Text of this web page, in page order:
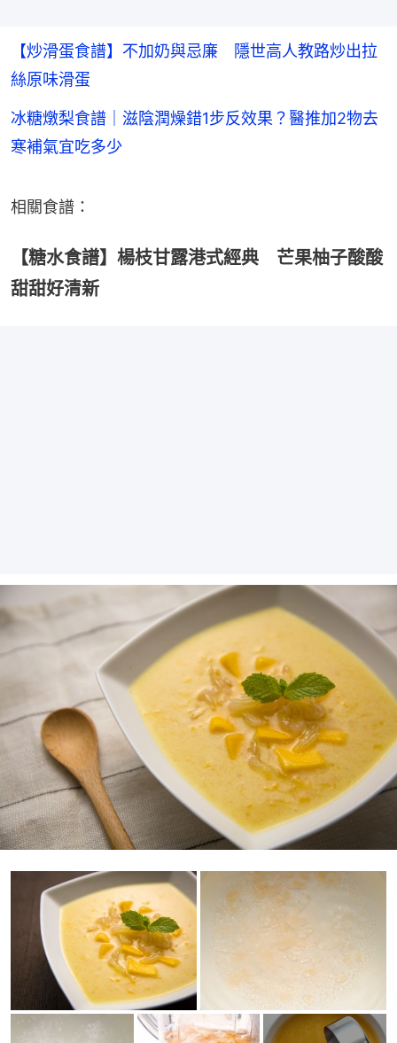
【炒滑蛋食譜】不加奶與忌廉 隱世高人教路炒出拉
絲原味滑蛋
冰糖燉梨食譜｜滋陰潤燥錯1步反效果？醫推加2物去
寒補氣宜吃多少
相關食譜：
【糖水食譜】楊枝甘露港式經典 芒果柚子酸酸
甜甜好清新